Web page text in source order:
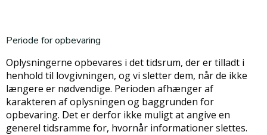
Periode for opbevaring
Oplysningerne opbevares i det tidsrum, der er tilladt i
henhold til lovgivningen, og vi sletter dem, når de ikke
længere er nødvendige. Perioden afhænger af
karakteren af oplysningen og baggrunden for
opbevaring. Det er derfor ikke muligt at angive en
generel tidsramme for, hvornår informationer slettes.